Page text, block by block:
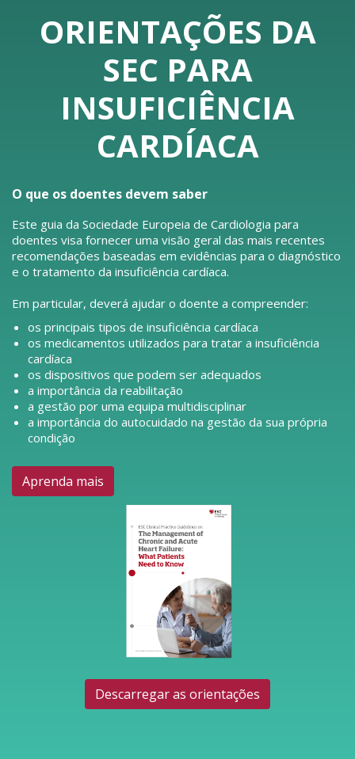
ORIENTAÇÕES DA
SEC PARA
INSUFICIÊNCIA
CARDÍACA
O que os doentes devem saber
Este guia da Sociedade Europeia de Cardiologia para
doentes visa fornecer uma visão geral das mais recentes
recomendações baseadas em evidências para o diagnóstico
e o tratamento da insuficiência cardíaca.
Em particular, deverá ajudar o doente a compreender:
os principais tipos de insuficiência cardíaca
os medicamentos utilizados para tratar a insuficiência
cardíaca
os dispositivos que podem ser adequados
a importância da reabilitação
a gestão por uma equipa multidisciplinar
a importância do autocuidado na gestão da sua própria
condição
Aprenda mais
Descarregar as orientações